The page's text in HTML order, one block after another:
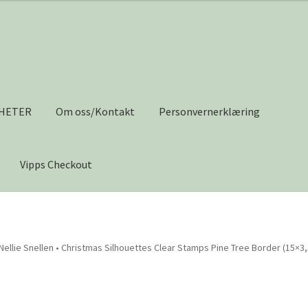
Om oss/Kontakt Personvernerklæring
Vipps Checkout
Snellen • Christmas Silhouettes Clear Stamps Pine Tree Border